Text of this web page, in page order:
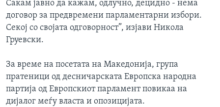
Сакам јавно да кажам, одлучно, децидно - нема
договор за предвремени парламентарни избори.
Секој со својата одговорност”, изјави Никола
Груевски.
За време на посетата на Македонија, група
пратеници од десничарската Европска народна
партија од Европскиот парламент повикаа на
дијалог меѓу власта и опозицијата.